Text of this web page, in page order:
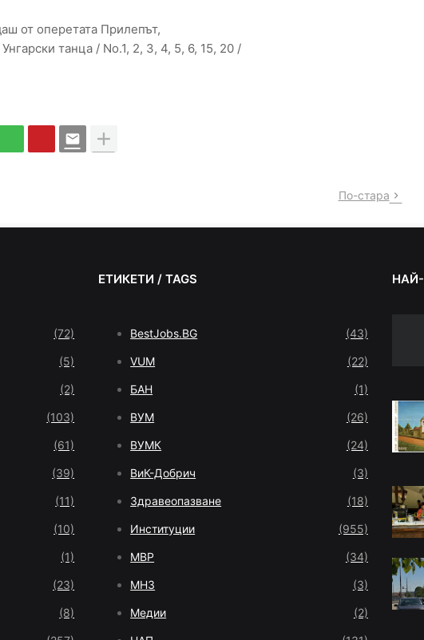
от оперетата Прилепът,
танца / No.1, 2, 3, 4, 5, 6, 15, 20 /
По-стара
(72)
(5)
(2)
(103)
(61)
(39)
(11)
(10)
(1)
(23)
(8)
ЕТИКЕТИ / TAGS
BestJobs.BG (43)
VUM (22)
БАН (1)
ВУМ (26)
ВУМК (24)
ВиК-Добрич (3)
Здравеопазване (18)
Институции (955)
МВР (34)
МНЗ (3)
Медии (2)
НАЙ-